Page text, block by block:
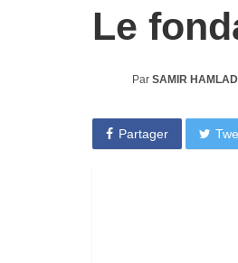
Le
Par SAMIR
Partager